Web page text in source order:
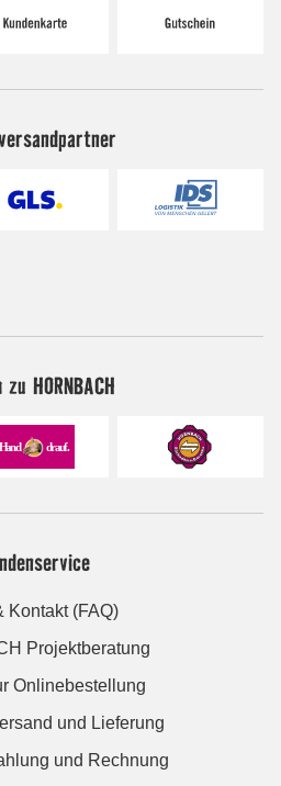
HORNBACH
Kontakt (FAQ)
Projektberatung
Onlinebestellung
und Lieferung
und Rechnung